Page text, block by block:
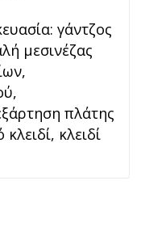
γάντζος
μεσινέζας
ξάρτηση πλάτης
κλειδί, κλειδί